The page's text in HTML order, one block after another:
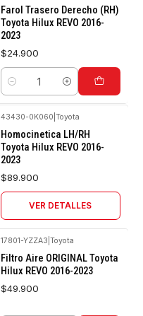
Farol Trasero Derecho (RH)
Toyota Hilux REVO 2016-
2023
$24.900
Cantidad
43430-0K060 Toyota
Homocinetica LH/RH
Toyota Hilux REVO 2016-
2023
$89.900
VER DETALLES
17801-YZZA3 Toyota
Filtro Aire ORIGINAL Toyota
Hilux REVO 2016-2023
$49.900